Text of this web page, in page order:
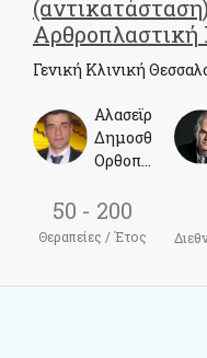
Αρθροπλαστική
Γενική Κλινική
Αλασεϊρλής
Δημοσθένης
Ορθοπεδικός
50 - 200
Θεραπείες / Έτος